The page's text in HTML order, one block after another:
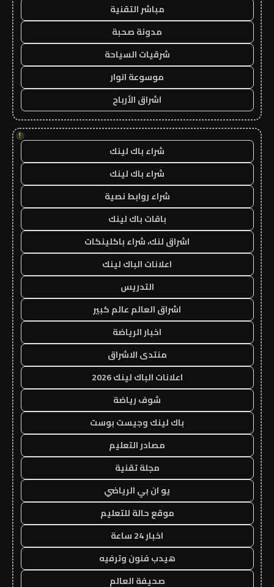
مباشر التقنية
مدونة صحبة
شرقيات السياحة
موسوعة انوار
اشراق الأرباح
!
شراء باك لينك
شراء باك لينك
شراء روابط نصية
باقات باك لينك
اشراق لنك، شراء باكلينكات
اعلانات الباك لينك
التدريس
اشراق العالم عالم كبير
اخبار الرياضة
منتدى الاشراق
اعلانات الباك لينك 2026
شوف رياضة
باك لينك وجيست بوست
مصادر التعليم
مجلة تقنية
يو ان بي الرياضي
موقع حالة للتعليم
اخبار 24 ساعة
هيدب فنون وترفيه
صحيفة العالم